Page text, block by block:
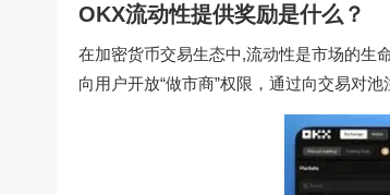
OKX流动性提供奖励是什么？
在加密货币交易生态中,流动性是市场的生
向用户开放“做市商”权限，通过向交易对